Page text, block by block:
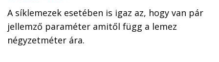
A síklemezek esetében is igaz az, hogy van pár
jellemző paraméter amitől függ a lemez
négyzetméter ára.